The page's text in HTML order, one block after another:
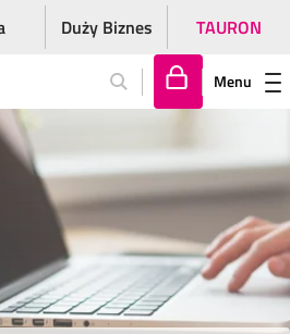
Duży Biznes TAURON
lo
gu
j
si
Menu